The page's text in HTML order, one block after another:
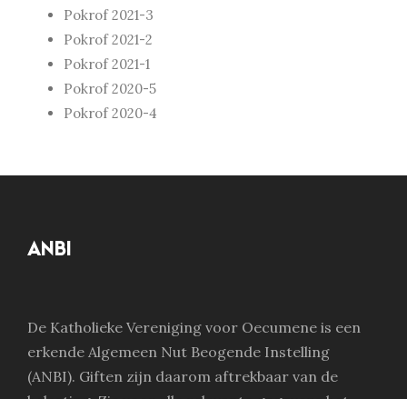
Pokrof 2021-3
Pokrof 2021-2
Pokrof 2021-1
Pokrof 2020-5
Pokrof 2020-4
ANBI
De Katholieke Vereniging voor Oecumene is een
erkende Algemeen Nut Beogende Instelling
(ANBI). Giften zijn daarom aftrekbaar van de